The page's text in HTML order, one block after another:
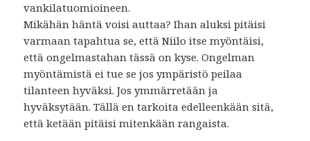
vankilatuomioineen.
Mikähän häntä voisi auttaa? Ihan aluksi pitäisi
varmaan tapahtua se, että Niilo itse myöntäisi,
että ongelmastahan tässä on kyse. Ongelman
myöntämistä ei tue se jos ympäristö peilaa
tilanteen hyväksi. Jos ymmärretään ja
hyväksytään. Tällä en tarkoita edelleenkään sitä,
että ketään pitäisi mitenkään rangaista.